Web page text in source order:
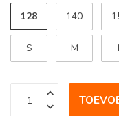
128 140
S M